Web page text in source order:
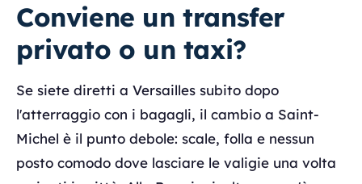
Conviene un transfer
privato o un taxi?
Se siete diretti a Versailles subito dopo
l'atterraggio con i bagagli, il cambio a Saint-
Michel è il punto debole: scale, folla e nessun
posto comodo dove lasciare le valigie una volta